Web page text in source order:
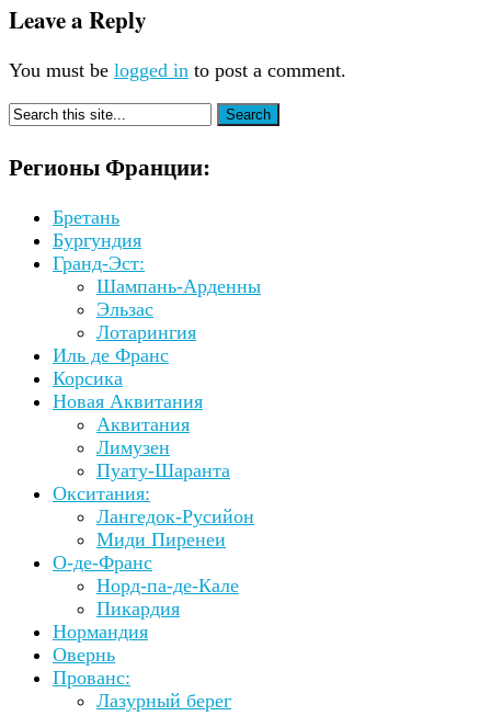
Leave a Reply
You must be logged in to post a comment.
Регионы Франции:
Бретань
Бургундия
Гранд-Эст:
Шампань-Арденны
Эльзас
Лотарингия
Иль де Франс
Корсика
Новая Аквитания
Аквитания
Лимузен
Пуату-Шаранта
Окситания:
Лангедок-Русийон
Миди Пиренеи
О-де-Франс
Норд-па-де-Кале
Пикардия
Нормандия
Овернь
Прованс:
Лазурный берег